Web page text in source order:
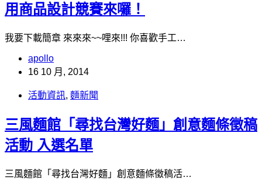
用商品設計競賽來囉！
我要下載簡章 來來來~~哩來!!! 你喜歡手工…
apollo
16 10 月, 2014
活動資訊, 麵新聞
三風麵館「尋找台灣好麵」創意麵條徵稿
活動 入選名單
三風麵館「尋找台灣好麵」創意麵條徵稿活…